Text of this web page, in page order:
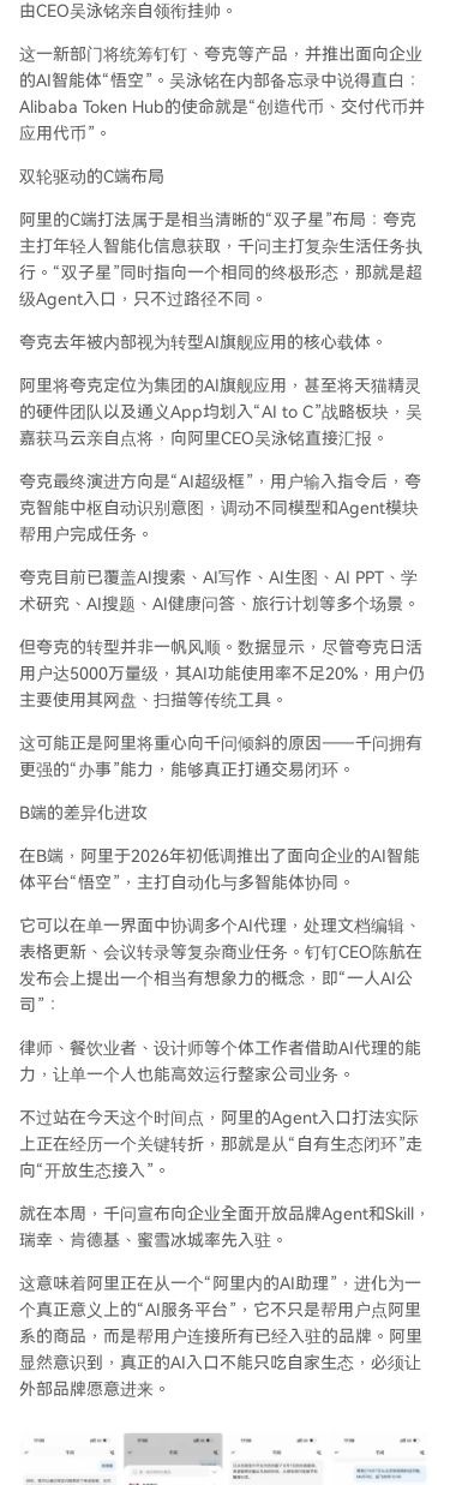
由CEO吴泳铭亲自领衔挂帅。
这一新部门将统筹钉钉、夸克等产品，并推出面向企业
的AI智能体“悟空”。吴泳铭在内部备忘录中说得直白：
Alibaba Token Hub的使命就是“创造代币、交付代币并
应用代币”。
双轮驱动的C端布局
阿里的C端打法属于是相当清晰的“双子星”布局：夸克
主打年轻人智能化信息获取，千问主打复杂生活任务执
行。“双子星”同时指向一个相同的终极形态，那就是超
级Agent入口，只不过路径不同。
夸克去年被内部视为转型AI旗舰应用的核心载体。
阿里将夸克定位为集团的AI旗舰应用，甚至将天猫精灵
的硬件团队以及通义App均划入“AI to C”战略板块，吴
嘉获马云亲自点将，向阿里CEO吴泳铭直接汇报。
夸克最终演进方向是“AI超级框”，用户输入指令后，夸
克智能中枢自动识别意图，调动不同模型和Agent模块
帮用户完成任务。
夸克目前已覆盖AI搜索、AI写作、AI生图、AI PPT、学
术研究、AI搜题、AI健康问答、旅行计划等多个场景。
但夸克的转型并非一帆风顺。数据显示，尽管夸克日活
用户达5000万量级，其AI功能使用率不足20%，用户仍
主要使用其网盘、扫描等传统工具。
这可能正是阿里将重心向千问倾斜的原因——千问拥有
更强的“办事”能力，能够真正打通交易闭环。
B端的差异化进攻
在B端，阿里于2026年初低调推出了面向企业的AI智能
体平台“悟空”，主打自动化与多智能体协同。
它可以在单一界面中协调多个AI代理，处理文档编辑、
表格更新、会议转录等复杂商业任务。钉钉CEO陈航在
发布会上提出一个相当有想象力的概念，即“一人AI公
司”：
律师、餐饮业者、设计师等个体工作者借助AI代理的能
力，让单一个人也能高效运行整家公司业务。
不过站在今天这个时间点，阿里的Agent入口打法实际
上正在经历一个关键转折，那就是从“自有生态闭环”走
向“开放生态接入”。
就在本周，千问宣布向企业全面开放品牌Agent和Skill，
瑞幸、肯德基、蜜雪冰城率先入驻。
这意味着阿里正在从一个“阿里内的AI助理”，进化为一
个真正意义上的“AI服务平台”，它不只是帮用户点阿里
系的商品，而是帮用户连接所有已经入驻的品牌。阿里
显然意识到，真正的AI入口不能只吃自家生态，必须让
外部品牌愿意进来。